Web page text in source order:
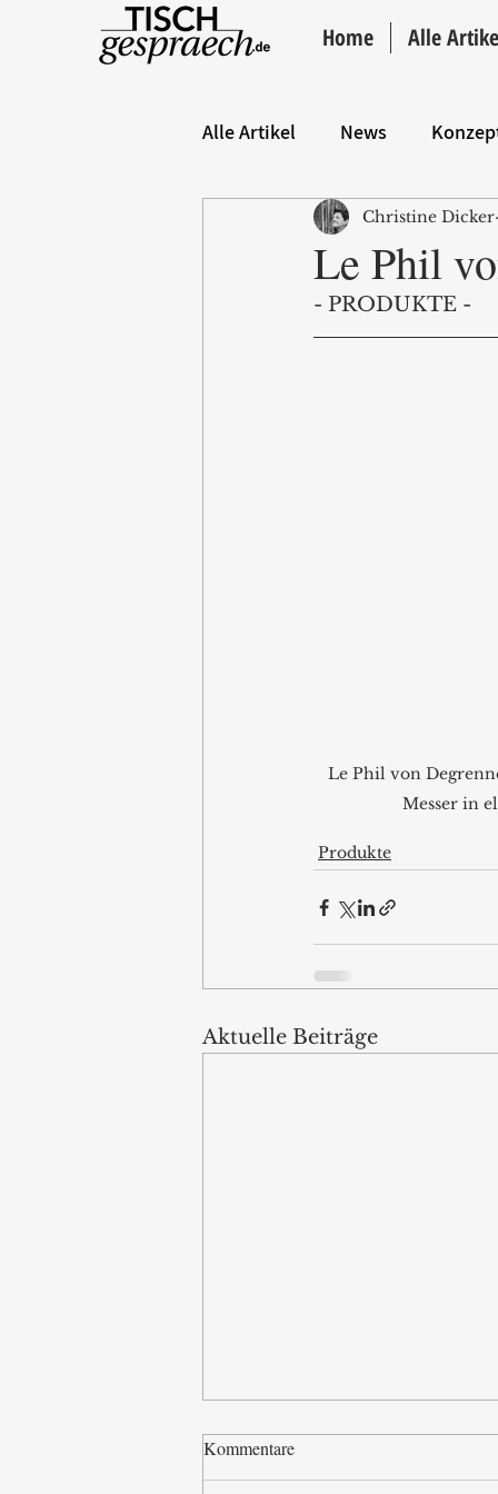
Home Alle
Alle Artikel News
Hintergrund ANZEIGE
Le Phil
Christine Dicker
- PRODUKTE -
Le Phil von
Messer in
Produkte
Aktuelle Beiträge
Kommentare